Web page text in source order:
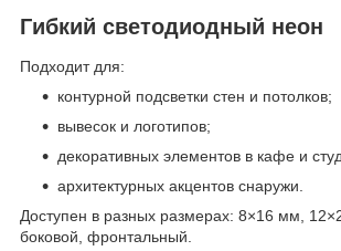
Гибкий светодиодный неон
Подходит для:
контурной подсветки стен и потолков;
вывесок и логотипов;
декоративных элементов в кафе и
архитектурных акцентов снаружи.
Доступен в разных размерах: 8×16 мм,
боковой, фронтальный.